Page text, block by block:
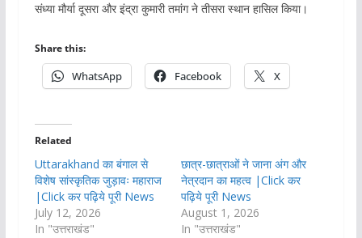
संध्या मौर्या दूसरा और इंद्रा कुमारी तमांग ने तीसरा स्थान हासिल किया।
Share this:
WhatsApp Facebook X
Related
Uttarakhand का बंगाल से
विशेष सांस्कृतिक जुड़ावः महाराज
|Click कर पढ़िये पूरी News
July 12, 2026
In "उत्तराखंड"
छात्र-छात्राओं ने जाना अंग और
नेत्रदान का महत्व |Click कर
पढ़िये पूरी News
August 1, 2026
In "उत्तराखंड"